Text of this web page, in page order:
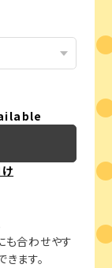
も合わせやす
ます。